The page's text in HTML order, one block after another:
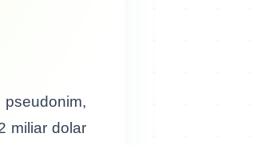
miliar dolar